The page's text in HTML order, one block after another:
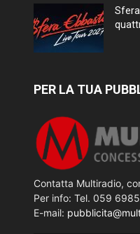
PER LA TUA
Contatta Multiradio,
Per info: Tel. 059
E-mail: